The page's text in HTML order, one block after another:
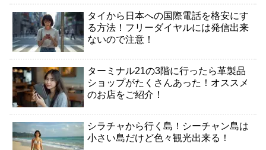
タイから日本への国際電話を格安にす
る方法！フリーダイヤルには発信出来
ないので注意！
ターミナル21の3階に行ったら革製品
ショップがたくさんあった！オススメ
のお店をご紹介！
シラチャから行く島！シーチャン島は
小さい島だけど色々観光出来る！